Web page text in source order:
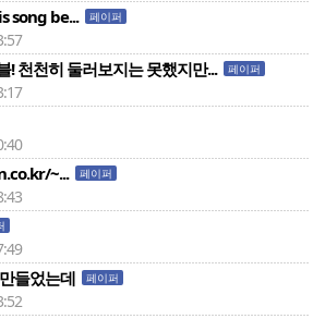
song be... 페이퍼
! 천천히 둘러보지는 못했지만... 페이퍼
~... 페이퍼
들었는데 페이퍼